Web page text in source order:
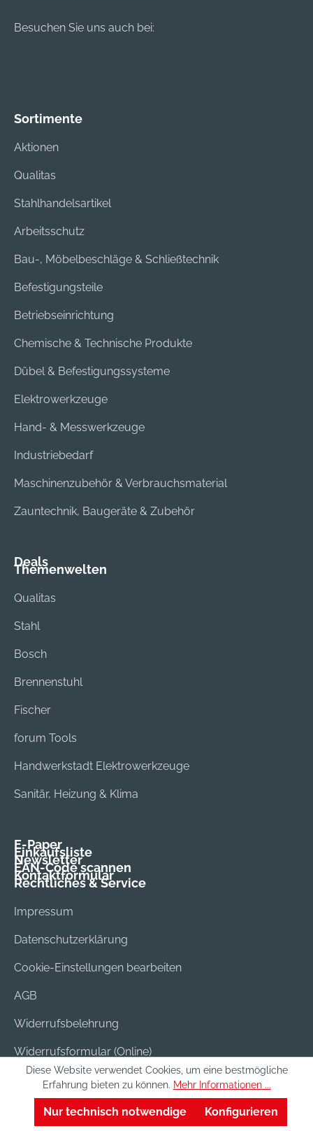
Besuchen Sie uns auch bei:
Sortimente
Aktionen
Qualitas
Stahlhandelsartikel
Arbeitsschutz
Bau-, Möbelbeschläge & Schließtechnik
Befestigungsteile
Betriebseinrichtung
Chemische & Technische Produkte
Dübel & Befestigungssysteme
Elektrowerkzeuge
Hand- & Messwerkzeuge
Industriebedarf
Maschinenzubehör & Verbrauchsmaterial
Zauntechnik, Baugeräte & Zubehör
Deals
Themenwelten
Qualitas
Stahl
Bosch
Brennenstuhl
Fischer
forum Tools
Handwerkstadt Elektrowerkzeuge
Sanitär, Heizung & Klima
E-Paper
Einkaufsliste
Newsletter
EAN-Code scannen
Kontaktformular
Rechtliches & Service
Impressum
Datenschutzerklärung
Cookie-Einstellungen bearbeiten
AGB
Widerrufsbelehrung
Widerrufsformular (Online)
Versand & Bezahlung
Batterieentsorgung
Diese Website verwendet Cookies, um eine bestmögliche
Erfahrung bieten zu können. Mehr Informationen ...
Nur technisch notwendige Konfigurieren